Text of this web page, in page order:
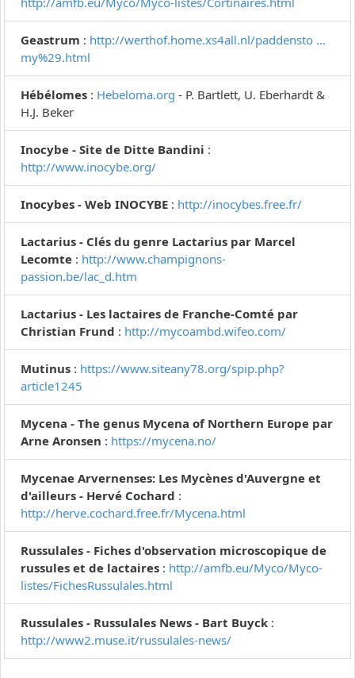
Geastrum : http://werthof.home.xs4all.nl/paddensto ...
my%29.html
Hébélomes : Hebeloma.org - P. Bartlett, U. Eberhardt &
H.J. Beker
Inocybe - Site de Ditte Bandini :
http://www.inocybe.org/
Inocybes - Web INOCYBE : http://inocybes.free.fr/
Lactarius - Clés du genre Lactarius par Marcel
Lecomte : http://www.champignons-
passion.be/lac_d.htm
Lactarius - Les lactaires de Franche-Comté par
Christian Frund : http://mycoambd.wifeo.com/
Mutinus : https://www.siteany78.org/spip.php?
article1245
Mycena - The genus Mycena of Northern Europe par
Arne Aronsen : https://mycena.no/
Mycenae Arvernenses: Les Mycènes d'Auvergne et
d'ailleurs - Hervé Cochard :
http://herve.cochard.free.fr/Mycena.html
Russulales - Fiches d'observation microscopique de
russules et de lactaires : http://amfb.eu/Myco/Myco-
listes/FichesRussulales.html
Russulales - Russulales News - Bart Buyck :
http://www2.muse.it/russulales-news/